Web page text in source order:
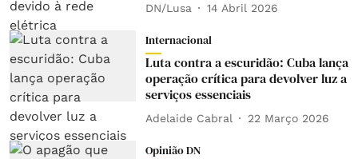
DN/Lusa 14 Abril 2026
Internacional
Luta contra a escuridão: Cuba lança
operação crítica para devolver luz a
serviços essenciais
Adelaide Cabral 22 Março 2026
Opinião DN